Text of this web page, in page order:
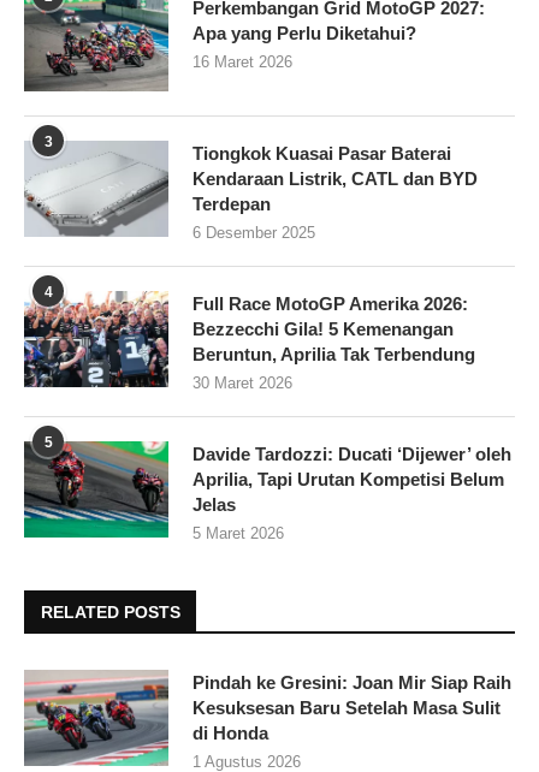
Perkembangan Grid MotoGP 2027:
Apa yang Perlu Diketahui?
16 Maret 2026
3
Tiongkok Kuasai Pasar Baterai
Kendaraan Listrik, CATL dan BYD
Terdepan
6 Desember 2025
4
Full Race MotoGP Amerika 2026:
Bezzecchi Gila! 5 Kemenangan
Beruntun, Aprilia Tak Terbendung
30 Maret 2026
5
Davide Tardozzi: Ducati ‘Dijewer’ oleh
Aprilia, Tapi Urutan Kompetisi Belum
Jelas
5 Maret 2026
RELATED POSTS
Pindah ke Gresini: Joan Mir Siap Raih
Kesuksesan Baru Setelah Masa Sulit
di Honda
1 Agustus 2026